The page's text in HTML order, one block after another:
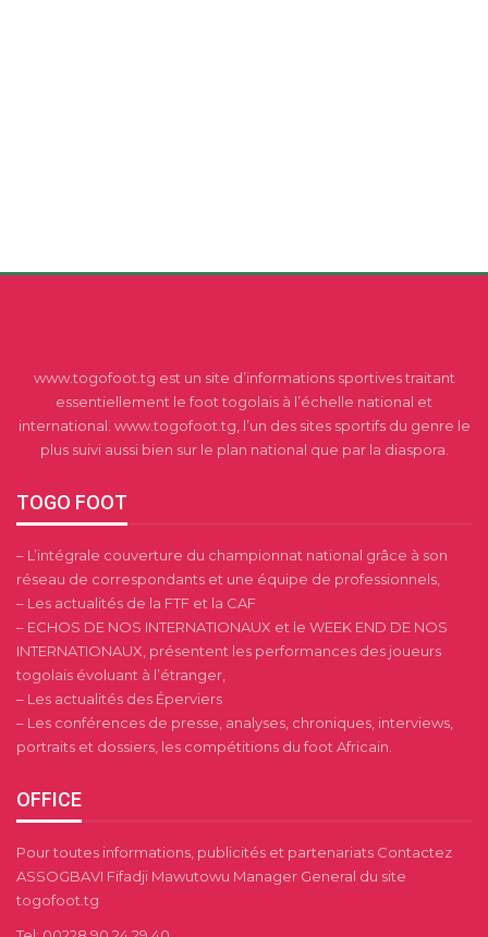
www.togofoot.tg est un site d’informations sportives traitant
essentiellement le foot togolais à l’échelle national et
international. www.togofoot.tg, l’un des sites sportifs du genre le
plus suivi aussi bien sur le plan national que par la diaspora.
TOGO FOOT
– L’intégrale couverture du championnat national grâce à son
réseau de correspondants et une équipe de professionnels,
– Les actualités de la FTF et la CAF
– ECHOS DE NOS INTERNATIONAUX et le WEEK END DE NOS
INTERNATIONAUX, présentent les performances des joueurs
togolais évoluant à l’étranger,
– Les actualités des Éperviers
– Les conférences de presse, analyses, chroniques, interviews,
portraits et dossiers, les compétitions du foot Africain.
OFFICE
Pour toutes informations, publicités et partenariats Contactez
ASSOGBAVI Fifadji Mawutowu Manager General du site
togofoot.tg